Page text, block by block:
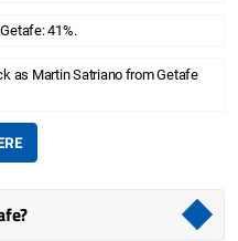
41%.
as Martin Satriano from Getafe